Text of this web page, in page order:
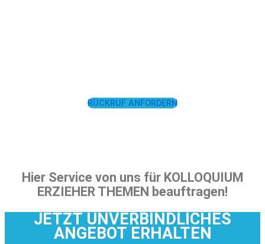
RÜCKRUF ANFORDERN
Hier Service von uns für KOLLOQUIUM
ERZIEHER THEMEN beauftragen!
JETZT UNVERBINDLICHES
ANGEBOT ERHALTEN